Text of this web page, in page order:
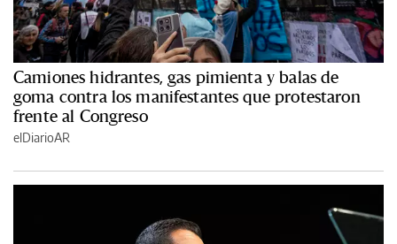
Camiones hidrantes, gas pimienta y balas de
goma contra los manifestantes que protestaron
frente al Congreso
elDiarioAR